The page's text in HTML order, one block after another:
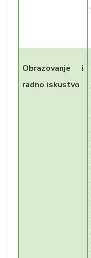
Obrazovanje i
radno iskustvo